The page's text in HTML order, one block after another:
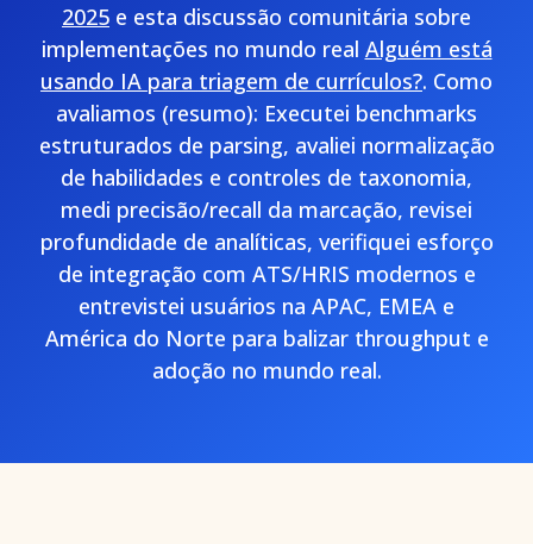
2025 e esta discussão comunitária sobre
implementações no mundo real Alguém está
usando IA para triagem de currículos?. Como
avaliamos (resumo): Executei benchmarks
estruturados de parsing, avaliei normalização
de habilidades e controles de taxonomia,
medi precisão/recall da marcação, revisei
profundidade de analíticas, verifiquei esforço
de integração com ATS/HRIS modernos e
entrevistei usuários na APAC, EMEA e
América do Norte para balizar throughput e
adoção no mundo real.